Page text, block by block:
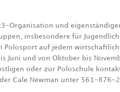
Organisation und
insbesondere für
Polosport auf jedem
Juni und von Oktober bis
oder zur Poloschule
Cale Newman unter 561-876-